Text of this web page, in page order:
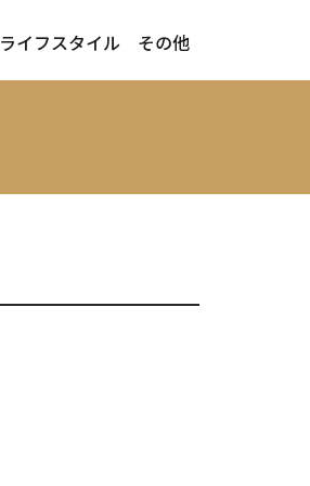
ライフスタイル その他